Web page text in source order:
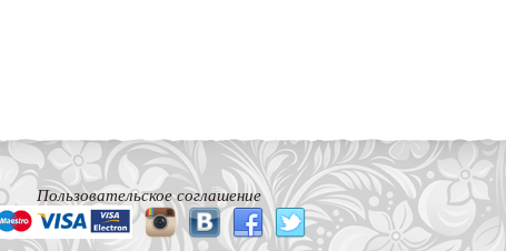
Пользовательское соглашение